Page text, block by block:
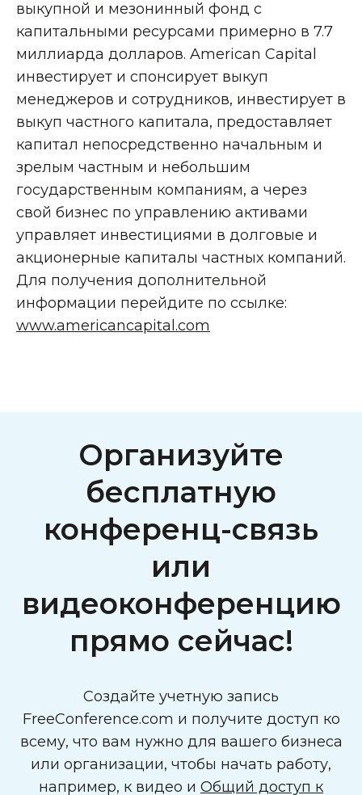
выкупной и мезонинный фонд с
капитальными ресурсами примерно в 7.7
миллиарда долларов. American Capital
инвестирует и спонсирует выкуп
менеджеров и сотрудников, инвестирует в
выкуп частного капитала, предоставляет
капитал непосредственно начальным и
зрелым частным и небольшим
государственным компаниям, а через
свой бизнес по управлению активами
управляет инвестициями в долговые и
акционерные капиталы частных компаний.
Для получения дополнительной
информации перейдите по ссылке:
www.americancapital.com
Организуйте
бесплатную
конференц-связь
или
видеоконференцию
прямо сейчас!
Создайте учетную запись
FreeConference.com и получите доступ ко
всему, что вам нужно для вашего бизнеса
или организации, чтобы начать работу,
например, к видео и Общий доступ к